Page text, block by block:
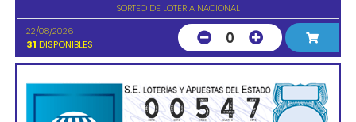
SORTEO DE LOTERIA NACIONAL
22/08/2026
31 DISPONIBLES 0